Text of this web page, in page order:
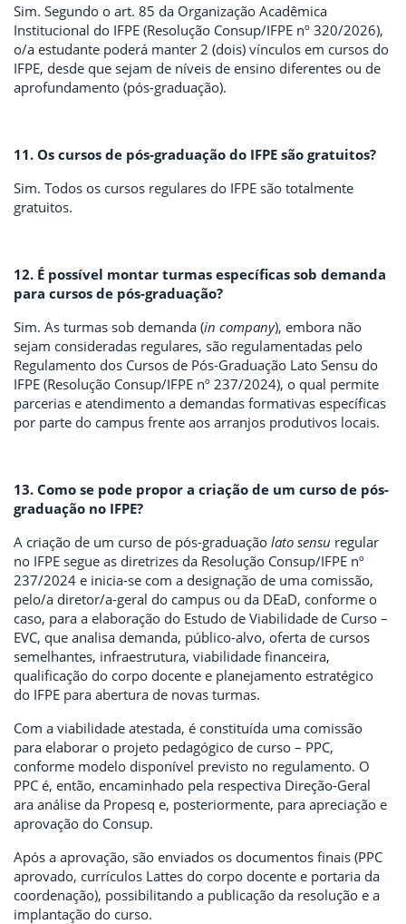
Sim. Segundo o art. 85 da Organização Acadêmica
Institucional do IFPE (Resolução Consup/IFPE nº 320/2026),
o/a estudante poderá manter 2 (dois) vínculos em cursos do
IFPE, desde que sejam de níveis de ensino diferentes ou de
aprofundamento (pós-graduação).
11. Os cursos de pós-graduação do IFPE são gratuitos?
Sim. Todos os cursos regulares do IFPE são totalmente
gratuitos.
12. É possível montar turmas específicas sob demanda
para cursos de pós-graduação?
Sim. As turmas sob demanda (in company), embora não
sejam consideradas regulares, são regulamentadas pelo
Regulamento dos Cursos de Pós-Graduação Lato Sensu do
IFPE (Resolução Consup/IFPE nº 237/2024), o qual permite
parcerias e atendimento a demandas formativas específicas
por parte do campus frente aos arranjos produtivos locais.
13. Como se pode propor a criação de um curso de pós-
graduação no IFPE?
A criação de um curso de pós-graduação lato sensu regular
no IFPE segue as diretrizes da Resolução Consup/IFPE nº
237/2024 e inicia-se com a designação de uma comissão,
pelo/a diretor/a-geral do campus ou da DEaD, conforme o
caso, para a elaboração do Estudo de Viabilidade de Curso –
EVC, que analisa demanda, público-alvo, oferta de cursos
semelhantes, infraestrutura, viabilidade financeira,
qualificação do corpo docente e planejamento estratégico
do IFPE para abertura de novas turmas.
Com a viabilidade atestada, é constituída uma comissão
para elaborar o projeto pedagógico de curso – PPC,
conforme modelo disponível previsto no regulamento. O
PPC é, então, encaminhado pela respectiva Direção-Geral
ara análise da Propesq e, posteriormente, para apreciação e
aprovação do Consup.
Após a aprovação, são enviados os documentos finais (PPC
aprovado, currículos Lattes do corpo docente e portaria da
coordenação), possibilitando a publicação da resolução e a
implantação do curso.